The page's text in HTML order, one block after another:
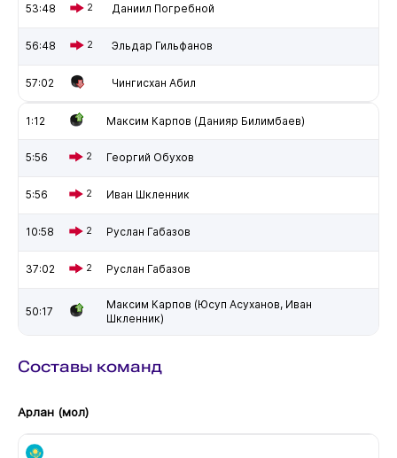
53:48 2 Даниил Погребной
56:48 2 Эльдар Гильфанов
57:02 Чингисхан Абил
1:12 Максим Карпов (Данияр Билимбаев)
5:56 2 Георгий Обухов
5:56 2 Иван Шкленник
10:58 2 Руслан Габазов
37:02 2 Руслан Габазов
50:17
Максим Карпов (Юсуп Асуханов, Иван
Шкленник)
Составы команд
Арлан (мол)